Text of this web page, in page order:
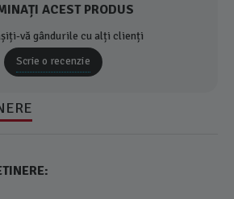
ACEST PRODUS
vă gândurile cu alți clienți
Scrie o recenzie